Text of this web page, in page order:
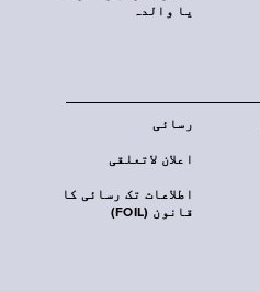
یا والدہ
رسائی
اعلان لاتعلقی
اطلاعات تک رسائی کا
قانون (FOIL)